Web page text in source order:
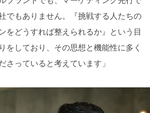
でもありません。『挑戦する人たちの
をどうすれば整えられるか』という目
をしており、その思想と機能性に多く
さっていると考えています」